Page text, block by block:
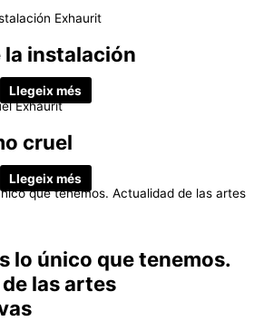
Exhaurit
la instalación
Llegeix més
Exhaurit
cruel
Llegeix més
lo único que tenemos.
las artes